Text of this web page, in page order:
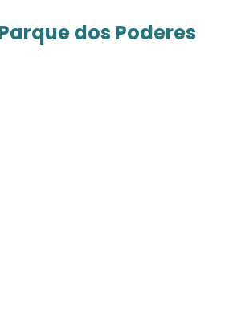
dos Poderes